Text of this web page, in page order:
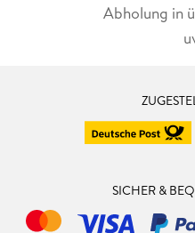
Abholung in
SICHER &